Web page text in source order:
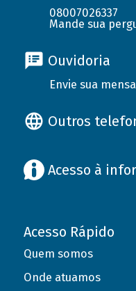
08007026337
Mande sua
Ouvidoria
Envie sua
Outros
Acesso à
Acesso Rápido
Quem somos
Onde atuamos